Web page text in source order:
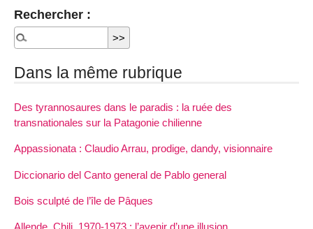
Rechercher :
Dans la même rubrique
Des tyrannosaures dans le paradis : la ruée des
transnationales sur la Patagonie chilienne
Appassionata : Claudio Arrau, prodige, dandy, visionnaire
Diccionario del Canto general de Pablo general
Bois sculpté de l’île de Pâques
Allende, Chili, 1970-1973 : l’avenir d’une illusion